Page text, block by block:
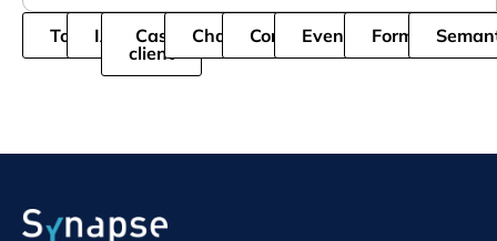
Tous IA
Cas
client
ChatbotCordialEvenementFormation